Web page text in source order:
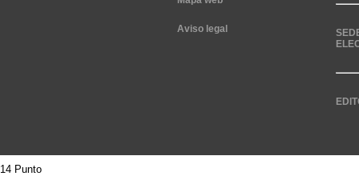
Aviso legal
14 Punto